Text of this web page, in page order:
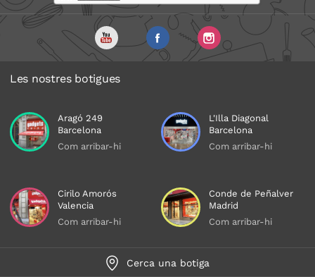
Les nostres botigues
Aragó 249
Barcelona
Com arribar-hi
L'Illa Diagonal
Barcelona
Com arribar-hi
Cirilo Amorós
Valencia
Com arribar-hi
Conde de Peñalver
Madrid
Com arribar-hi
Cerca una botiga